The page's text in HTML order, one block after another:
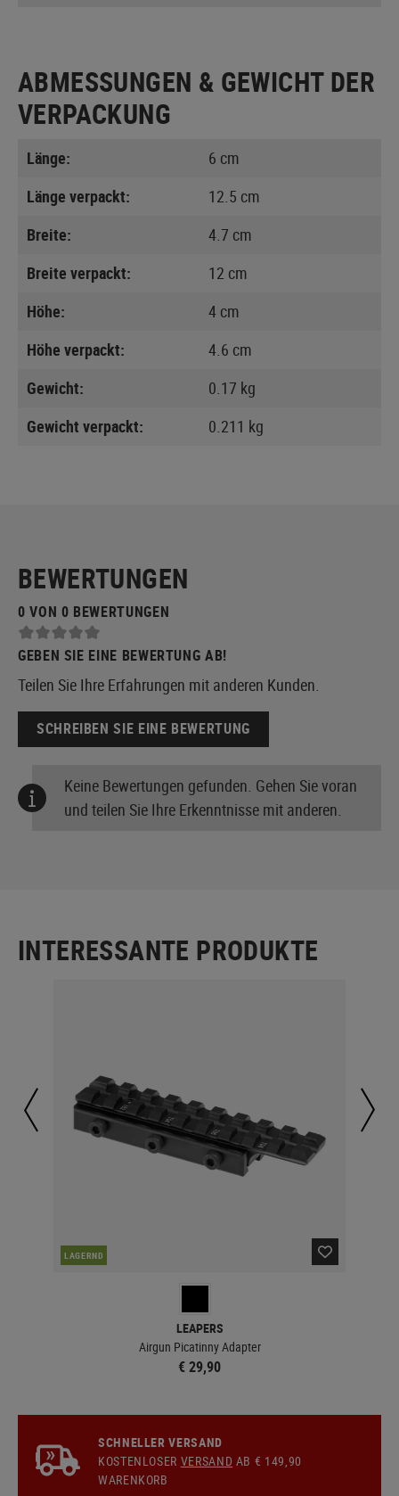
ABMESSUNGEN & GEWICHT DER
VERPACKUNG
Länge:
6 cm
Länge verpackt:
12.5 cm
Breite:
4.7 cm
Breite verpackt:
12 cm
Höhe:
4 cm
Höhe verpackt:
4.6 cm
Gewicht:
0.17 kg
Gewicht verpackt:
0.211 kg
BEWERTUNGEN
0 VON 0 BEWERTUNGEN
GEBEN SIE EINE BEWERTUNG AB!
Teilen Sie Ihre Erfahrungen mit anderen Kunden.
SCHREIBEN SIE EINE BEWERTUNG
Keine Bewertungen gefunden. Gehen Sie voran
und teilen Sie Ihre Erkenntnisse mit anderen.
INTERESSANTE PRODUKTE
LAGERND
LEAPERS
Airgun Picatinny Adapter
€ 29,90
SCHNELLER VERSAND
KOSTENLOSER VERSAND AB € 149,90
WARENKORB